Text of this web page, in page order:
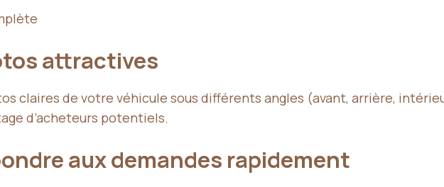
attractives
claires de votre véhicule sous différents angles (avant, arrière,
d’acheteurs potentiels.
aux demandes rapidement